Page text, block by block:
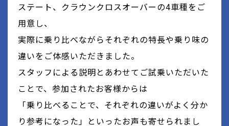
ステート、クラウンクロスオーバーの4車種をご
用意し、
実際に乗り比べながらそれぞれの特長や乗り味の
違いをご体感いただきました。
スタッフによる説明とあわせてご試乗いただいた
ことで、参加されたお客様からは
「乗り比べることで、それぞれの違いがよく分か
り参考になった」といったお声も寄せられまし